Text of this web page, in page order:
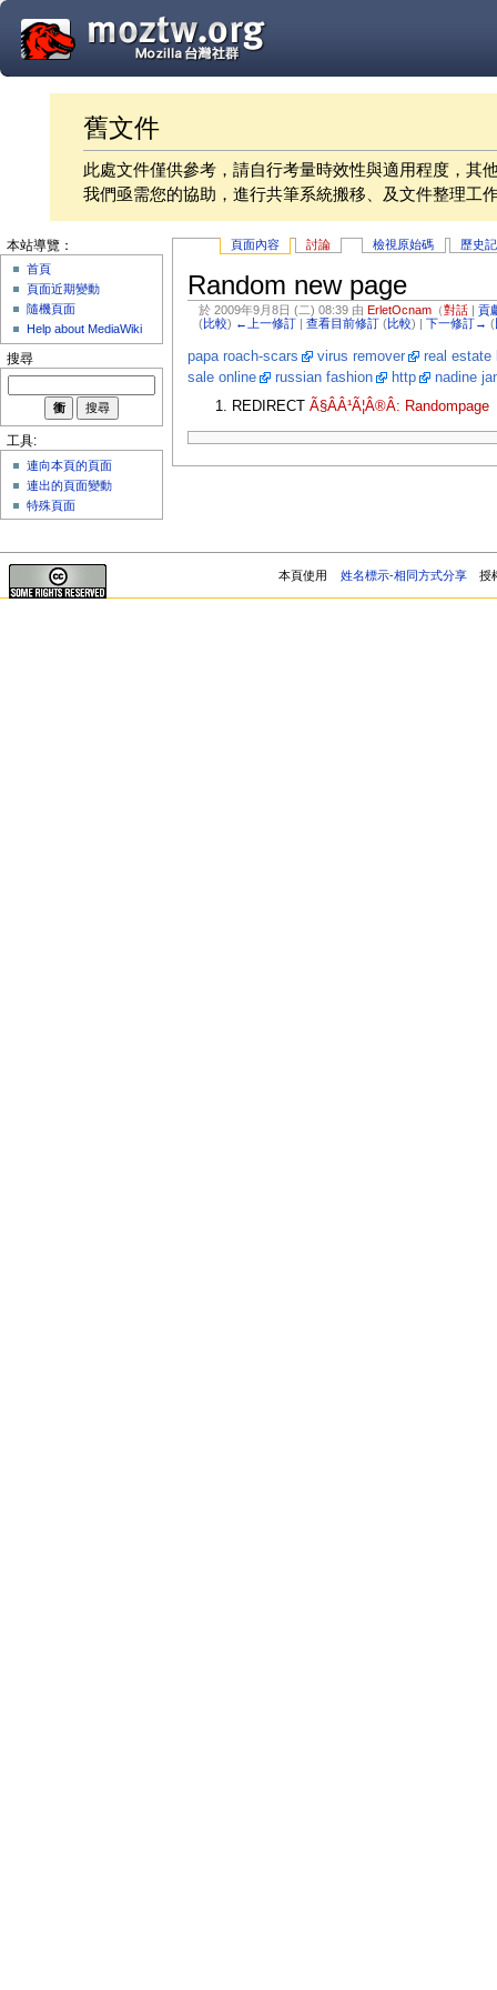
舊文件
此處文件僅供參考，請自行考量時效性與適用程度，其
我們亟需您的協助，進行共筆系統搬移、及文件整理工
頁面內容 討論 檢視原始碼 歷史
Random new page
於 2009年9月8日 (二) 08:39 由 ErletOcnam （對話 |貢
(比較) ←上一修訂 |查看目前修訂 (比較) |下一修訂→ (
papa roach-scars virus remover
real estate
sale online
russian fashion http
nadine
REDIRECTÃ§ÂÂ¹Ã¦Â®Â: Randompage
本站導覽：
首頁
頁面近期變動
隨機頁面
Help about MediaWiki
搜尋
工具:
連向本頁的頁面
連出的頁面變動
特殊頁面
本頁使用 姓名標示-相同方式分享 授